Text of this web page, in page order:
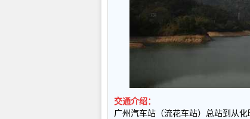
交通介绍：
广州汽车站（流花车站）总站到从